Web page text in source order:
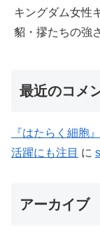
キングダム女性
貂・摎たちの強
最近のコメ
『はたらく細胞
活躍にも注目 に
アーカイブ